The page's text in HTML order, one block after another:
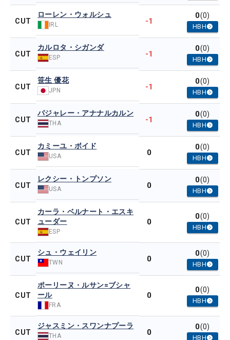
CUT
ローレン・ウォルシュ
IRL -1
0(0)
HBH
CUT
カルロタ・シガンダ
ESP -1
0(0)
HBH
CUT
笹生 優花
JPN -1
0(0)
HBH
CUT
パジャレー・アナナルカルン
THA -1
0(0)
HBH
CUT
カミーユ・ボイド
USA 0
0(0)
HBH
CUT
レクシー・トンプソン
USA 0
0(0)
HBH
CUT
カーラ・ベルナート・エスキ
ューダー
ESP
0
0(0)
HBH
CUT
シュ・ウェイリン
TWN 0
0(0)
HBH
CUT
ポーリーヌ・ルサン=ブシャ
ール
FRA
0
0(0)
HBH
CUT
ジャスミン・スワンナプーラ
THA 0
0(0)
HBH